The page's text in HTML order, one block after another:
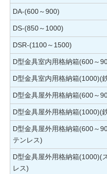
DA-(600～900)
DS-(850～1000)
DSR-(1100～1500)
D型金具室内用格納箱(600～
D型金具室内用格納箱(1000)(
D型金具屋外用格納箱(600～
D型金具屋外用格納箱(1000)(
D型金具屋外用格納箱(600～
テンレス)
D型金具屋外用格納箱(1000)(
レス)